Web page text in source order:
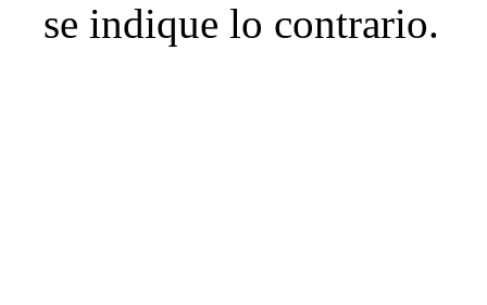
se indique lo contrario.